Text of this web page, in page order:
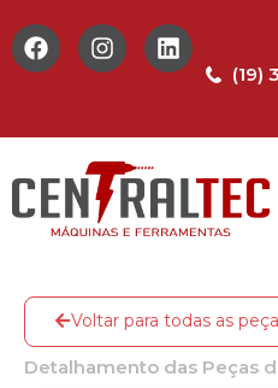
(19)
Voltar para todas as
Detalhamento das Peças